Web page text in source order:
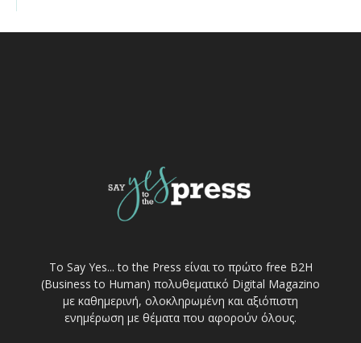
Το Say Yes... to the Press είναι το πρώτο free Β2Η
(Business to Human) πολυθεματικό Digital Magazino
με καθημερινή, ολοκληρωμένη και αξιόπιστη
ενημέρωση με θέματα που αφορούν όλους.